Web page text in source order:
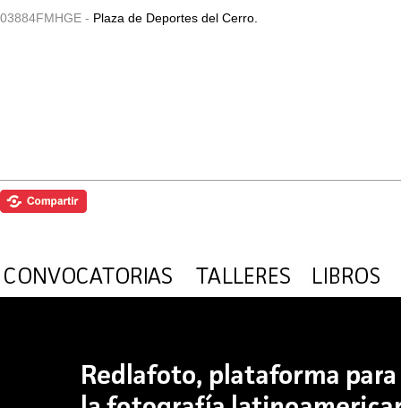
03884FMHGE - Plaza de Deportes del Cerro.